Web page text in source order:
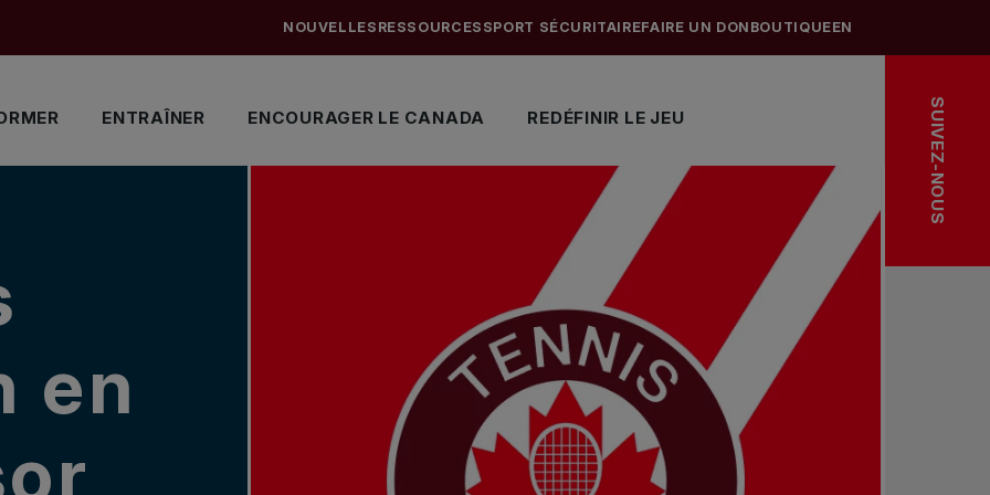
ENTRAÎNER ENCOURAGER LE CANADA REDÉFINIR LE JEU
NOUVELLES RESSOURCES SPORT SÉCURITAIREFAIRE UN DON BOUTIQUEEN
SUIVEZ-NOUS
en